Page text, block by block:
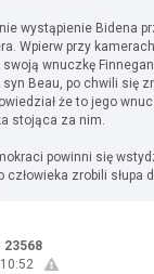
wystąpienie Bidena
Wpierw przy
wnuczkę
Beau, po chwili się
że to jego
stojąca za nim.
powinni się
człowieka zrobili słupa
23568